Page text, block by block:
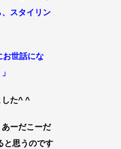
スタイリン
お世話にな
した^ ^
ーだこーだ
と思うのです